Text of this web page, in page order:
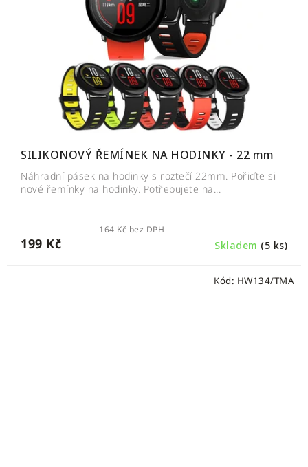
SILIKONOVÝ ŘEMÍNEK NA HODINKY - 22 mm
Skladem (5 ks)
164 Kč bez DPH
199 Kč
Náhradní pásek na hodinky s roztečí 22mm. Pořiďte si
nové řemínky na hodinky. Potřebujete na...
Kód: HW134/TMA